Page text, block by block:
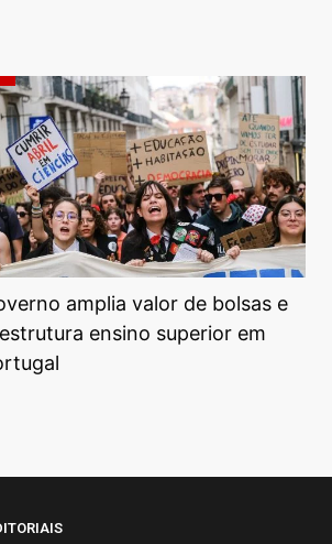
amplia valor de bolsas e
ensino superior em